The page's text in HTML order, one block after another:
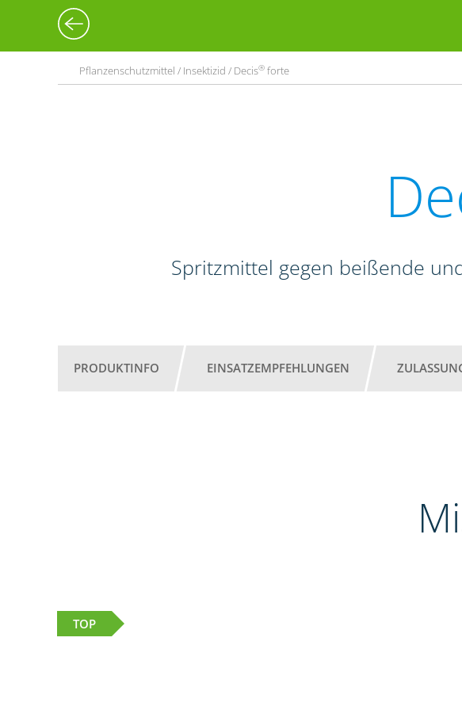
Pflanzenschutzmittel / Insektizid / Decis® forte
Spritzmittel gegen beißende
PRODUKTINFO EINSATZEMPFEHLUNGEN
TOP